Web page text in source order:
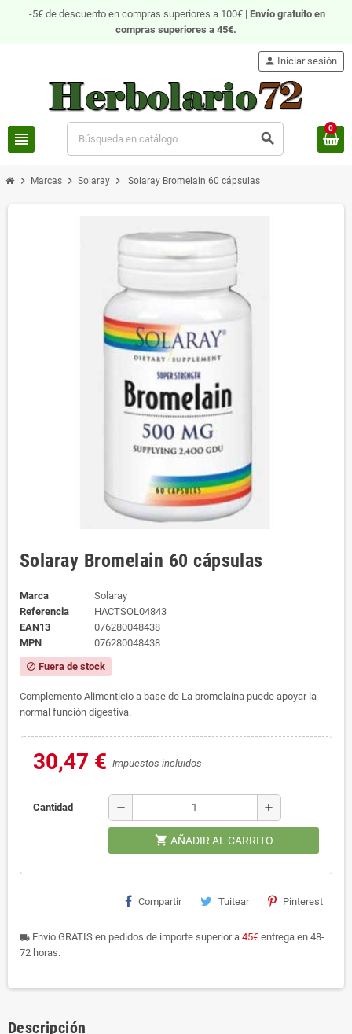
-5€ de descuento en compras superiores a 100€ | Envío gratuito en
compras superiores a 45€.
view_headline search
person Iniciar sesión
0
chevron_right Marcas chevron_right Solaray chevron_right Solaray Bromelain 60 cápsulas
Solaray Bromelain 60 cápsulas
Marca
Solaray
Referencia
HACTSOL04843
EAN13
076280048438
MPN
076280048438
block Fuera de stock
Complemento Alimenticio a base de La bromelaína puede apoyar la
normal función digestiva.
30,47 € Impuestos incluidos
Cantidad remove add
shopping_cart AÑADIR AL CARRITO
Compartir Tuitear Pinterest
local_shipping Envío GRATIS en pedidos de importe superior a 45€ entrega en 48-
72 horas.
Descripción